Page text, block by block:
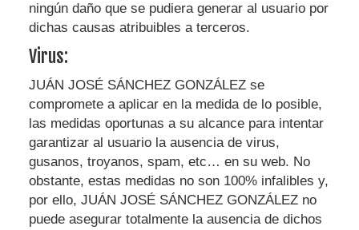
ningún daño que se pudiera generar al usuario por
dichas causas atribuibles a terceros.
Virus:
JUÁN JOSÉ SÁNCHEZ GONZÁLEZ se
compromete a aplicar en la medida de lo posible,
las medidas oportunas a su alcance para intentar
garantizar al usuario la ausencia de virus,
gusanos, troyanos, spam, etc… en su web. No
obstante, estas medidas no son 100% infalibles y,
por ello, JUÁN JOSÉ SÁNCHEZ GONZÁLEZ no
puede asegurar totalmente la ausencia de dichos